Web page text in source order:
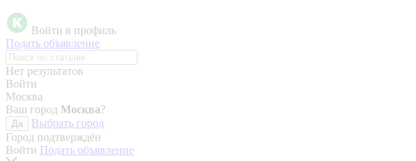
Войти в профиль
Подать объявление
Нет результатов
Войти
Москва
Ваш город Москва?
Да
Выбрать город
Город подтверждён
Войти Подать объявление